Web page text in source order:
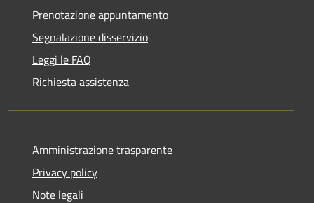
Prenotazione appuntamento
Segnalazione disservizio
Leggi le FAQ
Richiesta assistenza
Amministrazione trasparente
Privacy policy
Note legali